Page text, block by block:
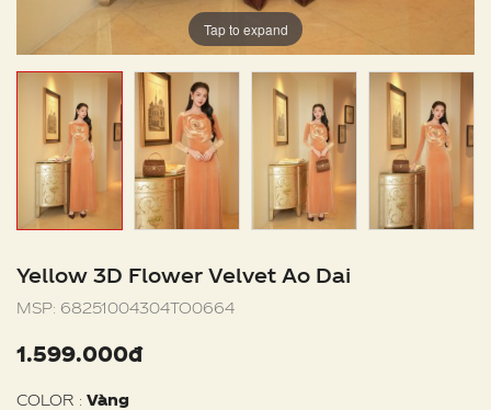
Tap to expand
Yellow 3D Flower Velvet Ao Dai
MSP: 68251004304TO0664
1.599.000đ
COLOR : Vàng